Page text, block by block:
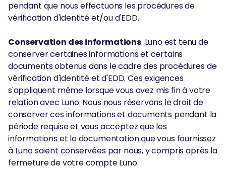
pendant que nous effectuons les procédures de
vérification d'identité et/ou d'EDD.
Conservation des informations. Luno est tenu de
conserver certaines informations et certains
documents obtenus dans le cadre des procédures de
vérification d'identité et d'EDD. Ces exigences
s'appliquent même lorsque vous avez mis fin à votre
relation avec Luno. Nous nous réservons le droit de
conserver ces informations et documents pendant la
période requise et vous acceptez que les
informations et la documentation que vous fournissez
à Luno soient conservées par nous, y compris après la
fermeture de votre compte Luno.